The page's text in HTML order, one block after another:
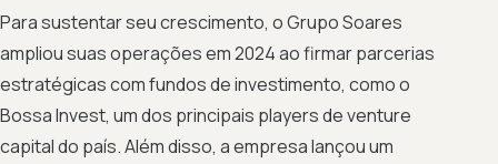
Para sustentar seu crescimento, o Grupo Soares
ampliou suas operações em 2024 ao firmar parcerias
estratégicas com fundos de investimento, como o
Bossa Invest, um dos principais players de venture
capital do país. Além disso, a empresa lançou um